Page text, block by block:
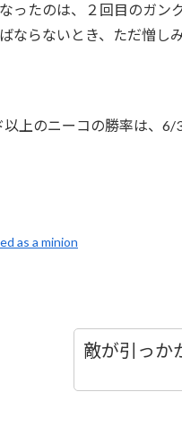
ったのは、２回目のガン
ならないとき、ただ憎し
以上のニーコの勝率は、
as a minion
敵が引っか